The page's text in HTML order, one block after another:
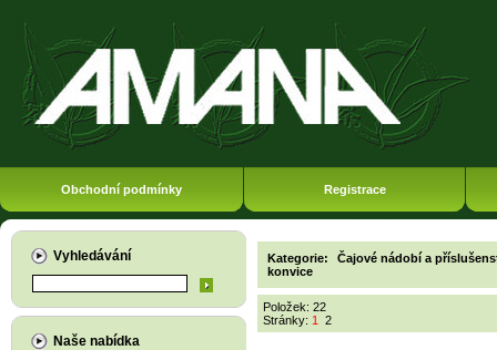
Obchodní podmínky Registrace
Vyhledávání
Naše nabídka
Kategorie:
Čajové nádobí a
konvice
Položek: 22
Stránky: 1 2